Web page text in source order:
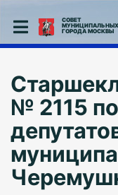
СОВЕТ
МУНИЦИПАЛЬНЫХ
ГОРОДА МОСКВЫ
№ 2115